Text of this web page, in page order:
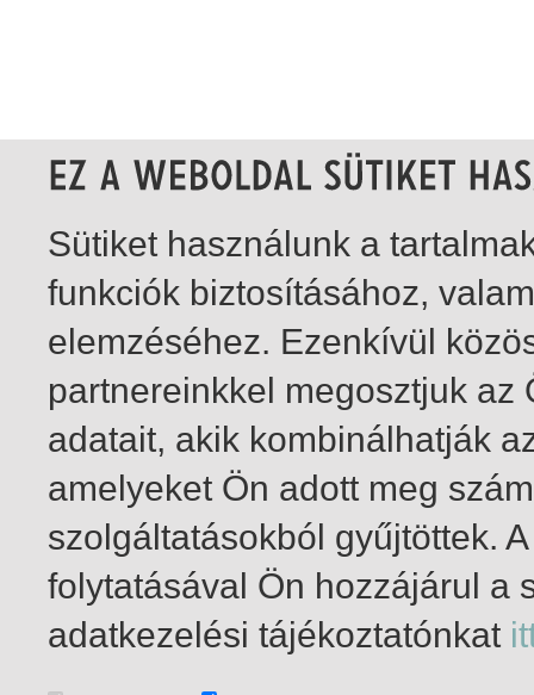
1-5 / total 5 hit
Sütiket használunk a
funkciók biztosításához,
elemzéséhez. Ezenkívül
partnereinkkel megosztjuk
adatait, akik kombinálhatják
amelyeket Ön adott meg
szolgáltatásokból gyűjtöttek.
folytatásával Ön hozzájárul a
adatkezelési tájékoztatónkat